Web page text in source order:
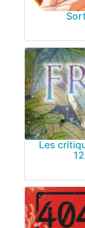
MANGA
MANGA
Les